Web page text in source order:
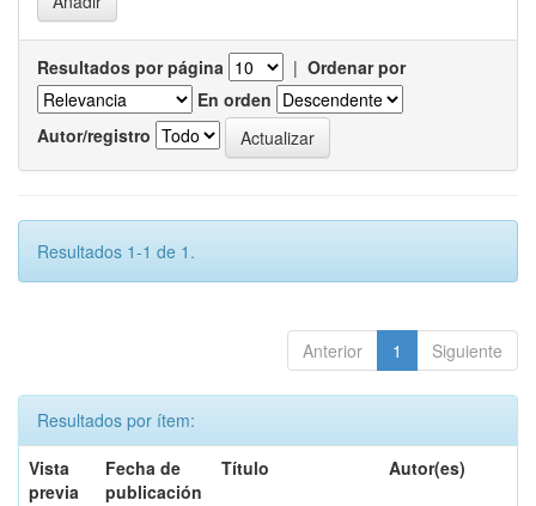
Resultados por página | Ordenar por
En orden
Autor/registro
Resultados 1-1 de 1.
Anterior 1 Siguiente
Resultados por ítem:
Vista
previa
Fecha de
publicación
Título Autor(es)